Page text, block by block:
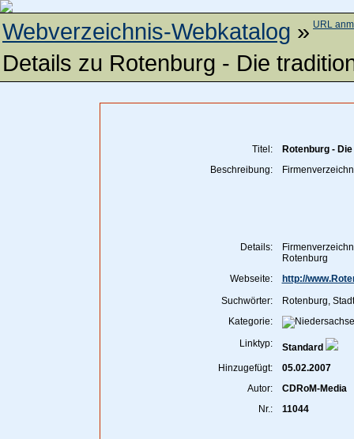
URL
Webverzeichnis-Webkatalog »
Details zu Rotenburg - Die
Titel:
Rotenburg -
Beschreibung:
Details:
Rotenburg
Webseite:
http://
Suchwörter:
Rotenburg,
Kategorie:
Linktyp:
Standard
Hinzugefügt:
05.02.2007
Autor:
CDRoM-Media
Nr.:
11044